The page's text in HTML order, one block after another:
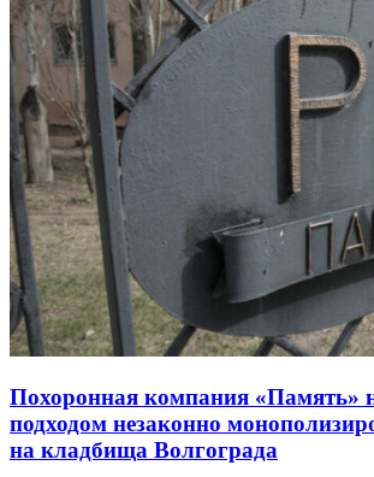
Похоронная компания «Память»
подходом незаконно
на кладбища Волгограда